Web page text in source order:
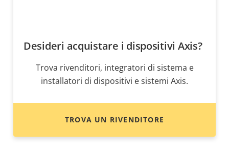
Desideri acquistare i dispositivi Axis?
Trova rivenditori, integratori di sistema e
installatori di dispositivi e sistemi Axis.
TROVA UN RIVENDITORE